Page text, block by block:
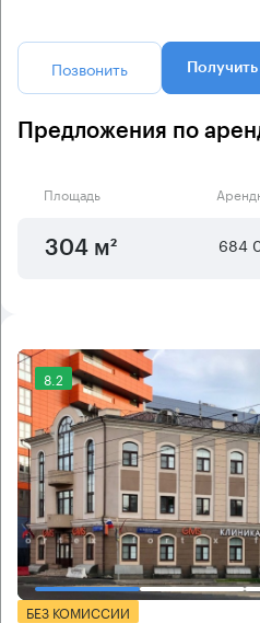
Позвонить
Предложения по
Площадь
304 м² 684
8.2
БЕЗ КОМИССИИ